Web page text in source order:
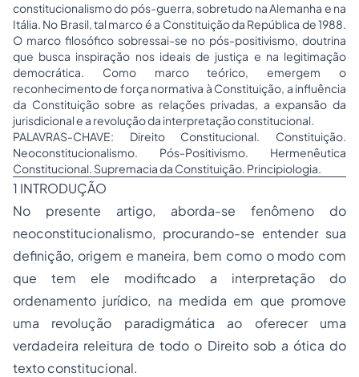
constitucionalismo do pós-guerra, sobretudo na Alemanha e na
Itália. No Brasil, tal marco é a Constituição da República de 1988.
O marco filosófico sobressai-se no pós-positivismo, doutrina
que busca inspiração nos ideais de justiça e na legitimação
democrática. Como marco teórico, emergem o
reconhecimento de força normativa à Constituição, a influência
da Constituição sobre as relações privadas, a expansão da
jurisdicional e a revolução da interpretação constitucional.
PALAVRAS-CHAVE: Direito Constitucional. Constituição.
Neoconstitucionalismo. Pós-Positivismo. Hermenêutica
Constitucional. Supremacia da Constituição. Principiologia.
1 INTRODUÇÃO
No presente artigo, aborda-se fenômeno do
neoconstitucionalismo, procurando-se entender sua
definição, origem e maneira, bem como o modo com
que tem ele modificado a interpretação do
ordenamento jurídico, na medida em que promove
uma revolução paradigmática ao oferecer uma
verdadeira releitura de todo o Direito sob a ótica do
texto constitucional.